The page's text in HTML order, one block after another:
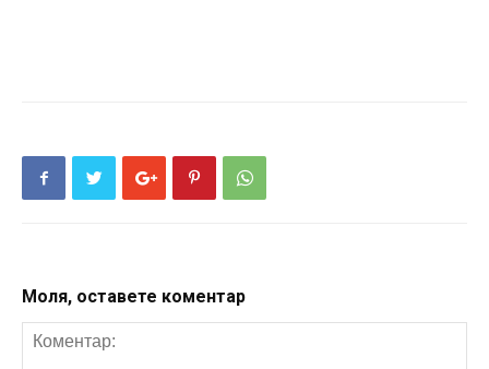
Моля, оставете коментар